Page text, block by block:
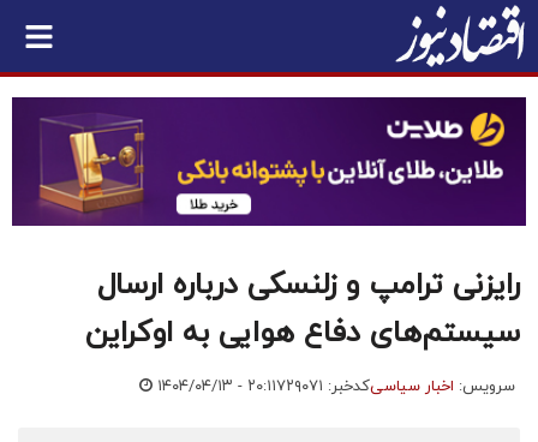
رایزنی ترامپ و زلنسکی درباره ارسال
سیستم‌های دفاع هوایی به اوکراین
سرویس: اخبار سیاسیکدخبر: ۷۲۹۰۷۱ ۱۴۰۴/۰۴/۱۳ - ۲۰:۱۱